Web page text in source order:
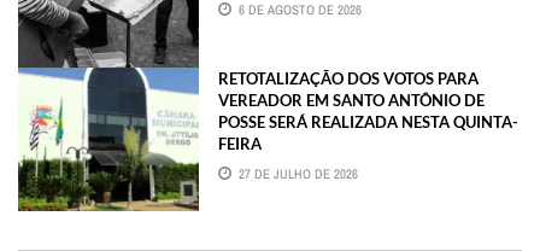
6 DE AGOSTO DE 2026
RETOTALIZAÇÃO DOS VOTOS PARA
VEREADOR EM SANTO ANTÔNIO DE
POSSE SERÁ REALIZADA NESTA QUINTA-
FEIRA
27 DE JULHO DE 2026